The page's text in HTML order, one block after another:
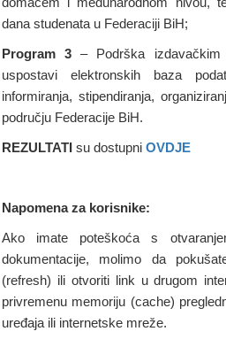
dana studenata u Federaciji BiH;
Program 3 – Podrška
uspostavi elektronskih baza
informiranja, stipendiranja,
području Federacije BiH.
REZULTATI su dostupni OVDJE
Napomena za korisnike:
Ako imate poteškoća s
dokumentacije, molimo da
(refresh) ili otvoriti link u drugom
privremenu memoriju (cache)
uređaja ili internetske mreže.